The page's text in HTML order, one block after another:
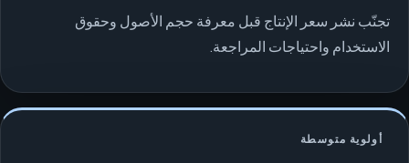
تجنّب نشر سعر الإنتاج قبل معرفة حجم الأصول وحقوق
الاستخدام واحتياجات المراجعة.
أولوية متوسطة